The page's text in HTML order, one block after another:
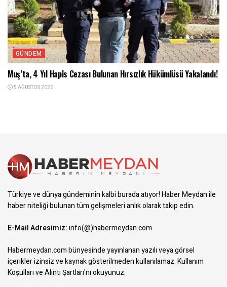
GÜNDEM
Muş’ta, 4 Yıl Hapis Cezası Bulunan Hırsızlık Hükümlüsü Yakalandı!
5 AĞUSTOS 2026
Türkiye ve dünya gündeminin kalbi burada atıyor! Haber Meydan ile
haber niteliği bulunan tüm gelişmeleri anlık olarak takip edin.
E-Mail Adresimiz:info(@)habermeydan.com
Habermeydan.com bünyesinde yayınlanan yazılı veya görsel
içerikler izinsiz ve kaynak gösterilmeden kullanılamaz.Kullanım
Koşulları ve Alıntı Şartları'nı okuyunuz.